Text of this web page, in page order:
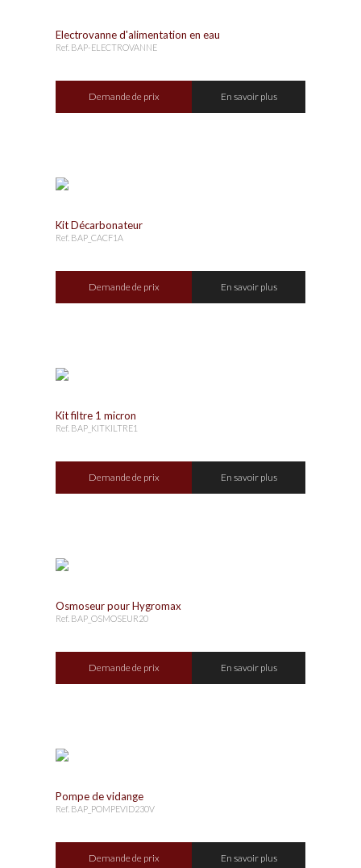
Electrovanne d'alimentation en eau
Ref. BAP-ELECTROVANNE
Demande de prix En savoir plus
Kit Décarbonateur
Ref. BAP_CACF1A
Demande de prix En savoir plus
Kit filtre 1 micron
Ref. BAP_KITKILTRE1
Demande de prix En savoir plus
Osmoseur pour Hygromax
Ref. BAP_OSMOSEUR20
Demande de prix En savoir plus
Pompe de vidange
Ref. BAP_POMPEVID230V
Demande de prix En savoir plus